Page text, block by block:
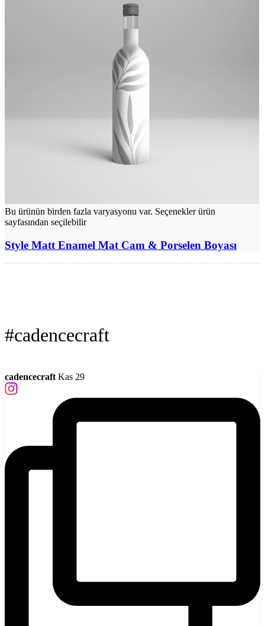
Bu ürünün birden fazla varyasyonu var. Seçenekler ürün
sayfasından seçilebilir
Style Matt Enamel Mat Cam & Porselen Boyası
#cadencecraft
cadencecraft Kas 29